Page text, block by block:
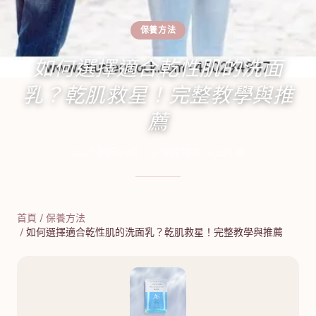
保養方法
如何選擇適合乾性肌的洗面
乳？乾肌救星！完整教學與推
薦
首頁 / 保養方法
/ 如何選擇適合乾性肌的洗面乳？乾肌救星！完整教學與推薦